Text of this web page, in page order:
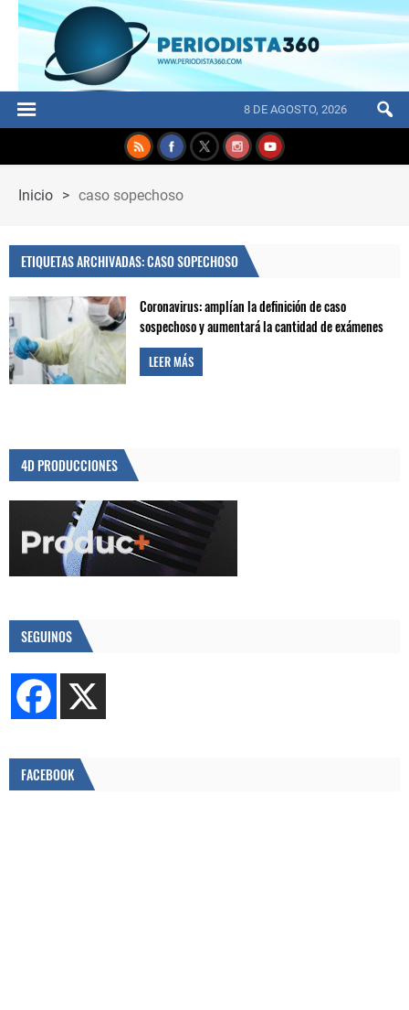
8 DE AGOSTO, 2026
Inicio > caso sopechoso
ETIQUETAS ARCHIVADAS: CASO SOPECHOSO
Coronavirus: amplían la definición de caso
sospechoso y aumentará la cantidad de exámenes
LEER MÁS
4D PRODUCCIONES
SEGUINOS
FACEBOOK